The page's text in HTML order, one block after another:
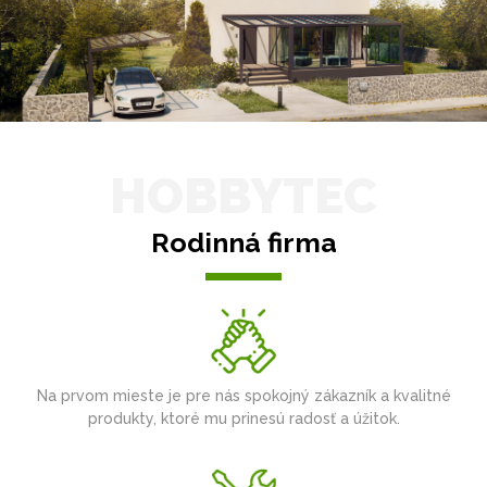
Rodinná firma
Na prvom mieste je pre nás spokojný zákazník a kvalitné
produkty, ktoré mu prinesú radosť a úžitok.